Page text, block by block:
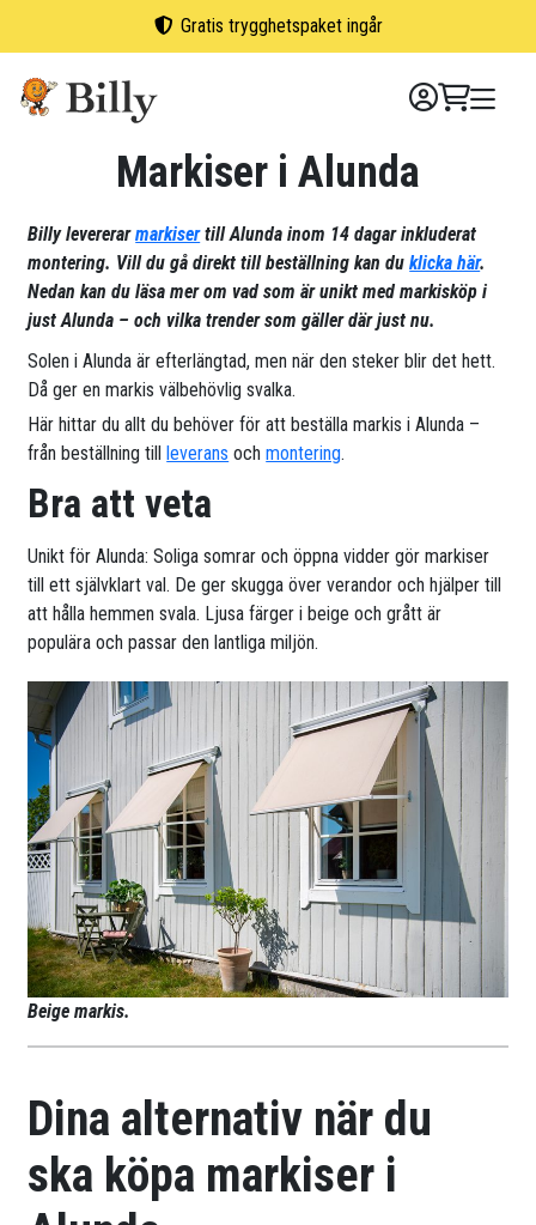
Gratis trygghetspaket ingår
Markiser i Alunda
Billy levererarmarkisertill Alunda inom 14 dagar inkluderat
montering. Vill du gå direkt till beställning kan duklicka här.
Nedan kan du läsa mer om vad som är unikt med markisköp i
just Alunda – och vilka trender som gäller där just nu.
Solen i Alunda är efterlängtad, men när den steker blir det hett.
Då ger en markis välbehövlig svalka.
Här hittar du allt du behöver för att beställa markis i Alunda –
från beställning tillleverans ochmontering.
Bra att veta
Unikt för Alunda: Soliga somrar och öppna vidder gör markiser
till ett självklart val. De ger skugga över verandor och hjälper till
att hålla hemmen svala. Ljusa färger i beige och grått är
populära och passar den lantliga miljön.
Beige markis.
Dina alternativ när du
ska köpa markiser i